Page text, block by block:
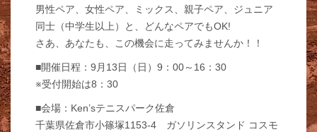
男性ペア、女性ペア、ミックス、親子ペア、ジュニア
同士（中学生以上）と、どんなペアでもOK!
さあ、あなたも、この機会に走ってみませんか！！
■開催日程：9月13日（日）9：00～16：30
※受付開始は8：30
■会場：Ken’sテニスパーク佐倉
千葉県佐倉市小篠塚1153-4 ガソリンスタンド コスモ